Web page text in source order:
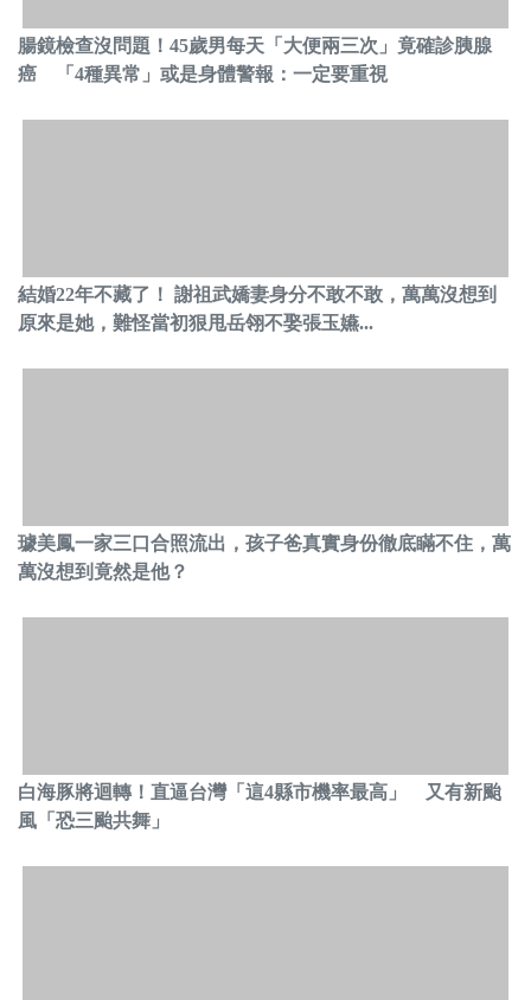
腸鏡檢查沒問題！45歲男每天「大便兩三次」竟確診胰腺
癌 「4種異常」或是身體警報：一定要重視
結婚22年不藏了！ 謝祖武嬌妻身分不敢不敢，萬萬沒想到
原來是她，難怪當初狠甩岳翎不娶張玉嬿...
璩美鳳一家三口合照流出，孩子爸真實身份徹底瞞不住，萬
萬沒想到竟然是他？
白海豚將迴轉！直逼台灣「這4縣市機率最高」 又有新颱
風「恐三颱共舞」